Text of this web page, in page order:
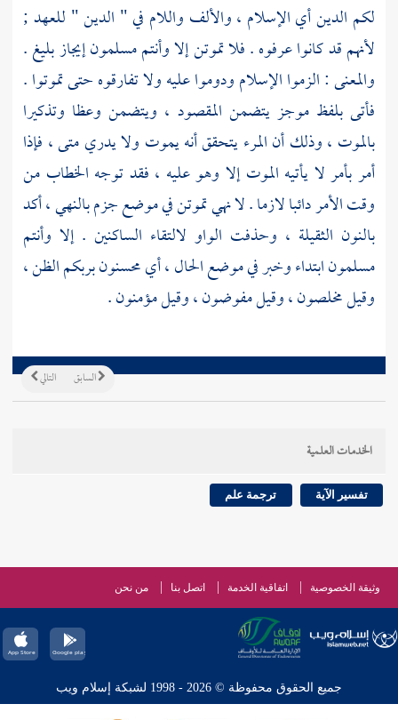
لكم الدين أي الإسلام ، والألف واللام في " الدين " للعهد ;
لأنهم قد كانوا عرفوه . فلا تموتن إلا وأنتم مسلمون إيجاز بليغ .
والمعنى : الزموا الإسلام ودوموا عليه ولا تفارقوه حتى تموتوا .
فأتى بلفظ موجز يتضمن المقصود ، ويتضمن وعظا وتذكيرا
بالموت ، وذلك أن المرء يتحقق أنه يموت ولا يدري متى ، فإذا
أمر بأمر لا يأتيه الموت إلا وهو عليه ، فقد توجه الخطاب من
وقت الأمر دائبا لازما . لا نهي تموتن في موضع جزم بالنهي ، أكد
بالنون الثقيلة ، وحذفت الواو لالتقاء الساكنين . إلا وأنتم
مسلمون ابتداء وخبر في موضع الحال ، أي محسنون بربكم الظن ،
وقيل مخلصون ، وقيل مفوضون ، وقيل مؤمنون .
التالي السابق
الخدمات العلمية
تفسير الآية ترجمة علم
وثيقة الخصوصية اتفاقية الخدمة اتصل بنا من نحن
جميع الحقوق محفوظة © 2026 - 1998 لشبكة إسلام ويب